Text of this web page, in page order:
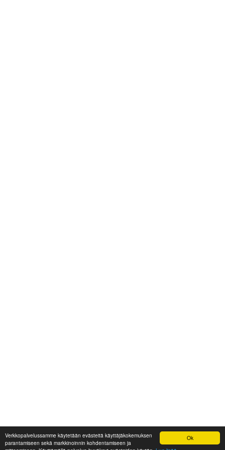
Ok
Verkkopalvelussamme käytetään evästeitä käyttäjäkokemuksen
parantamiseen sekä markkinoinnin kohdentamiseen ja